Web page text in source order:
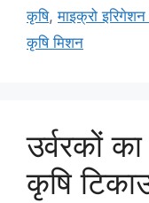
कृषि,माइक्रो
कृषि मिशन
उर्वरकों
कृषि